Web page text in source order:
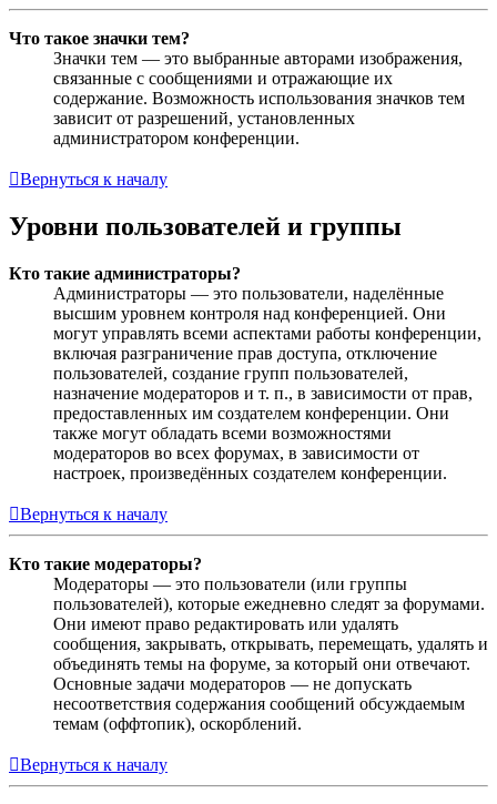
Что такое значки тем?
Значки тем — это выбранные авторами изображения,
связанные с сообщениями и отражающие их
содержание. Возможность использования значков тем
зависит от разрешений, установленных
администратором конференции.
Вернуться к началу
Уровни пользователей и группы
Кто такие администраторы?
Администраторы — это пользователи, наделённые
высшим уровнем контроля над конференцией. Они
могут управлять всеми аспектами работы конференции,
включая разграничение прав доступа, отключение
пользователей, создание групп пользователей,
назначение модераторов и т. п., в зависимости от прав,
предоставленных им создателем конференции. Они
также могут обладать всеми возможностями
модераторов во всех форумах, в зависимости от
настроек, произведённых создателем конференции.
Вернуться к началу
Кто такие модераторы?
Модераторы — это пользователи (или группы
пользователей), которые ежедневно следят за форумами.
Они имеют право редактировать или удалять
сообщения, закрывать, открывать, перемещать, удалять и
объединять темы на форуме, за который они отвечают.
Основные задачи модераторов — не допускать
несоответствия содержания сообщений обсуждаемым
темам (оффтопик), оскорблений.
Вернуться к началу